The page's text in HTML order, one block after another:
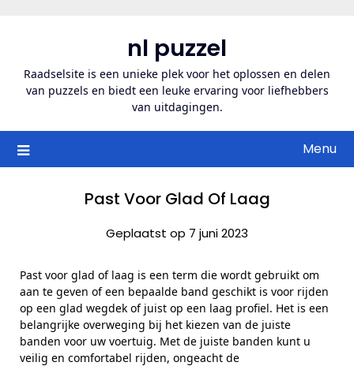
inhoud
nl puzzel
Raadselsite is een unieke plek voor het oplossen en delen
van puzzels en biedt een leuke ervaring voor liefhebbers
van uitdagingen.
Menu
Past Voor Glad Of Laag
Geplaatst op 7 juni 2023
Past voor glad of laag is een term die wordt gebruikt om
aan te geven of een bepaalde band geschikt is voor rijden
op een glad wegdek of juist op een laag profiel. Het is een
belangrijke overweging bij het kiezen van de juiste
banden voor uw voertuig. Met de juiste banden kunt u
veilig en comfortabel rijden, ongeacht de